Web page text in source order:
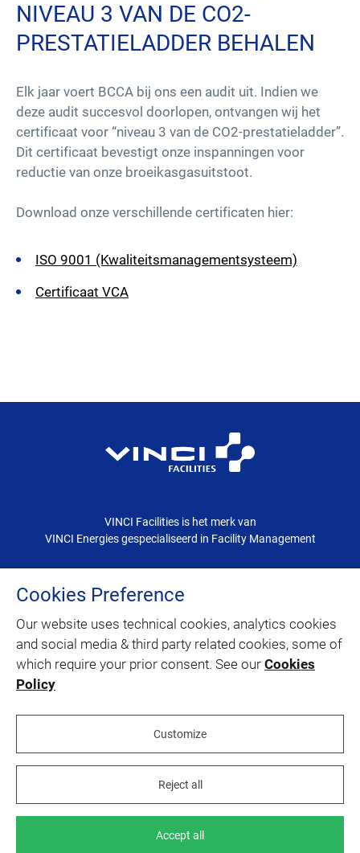
NIVEAU 3 VAN DE CO2-
PRESTATIELADDER BEHALEN
Elk jaar voert BCCA bij ons een audit uit. Indien we
deze audit succesvol doorlopen, ontvangen wij het
certificaat voor “niveau 3 van de CO2-prestatieladder”.
Dit certificaat bevestigt onze inspanningen voor
reductie van onze broeikasgasuitstoot.
Download onze verschillende certificaten hier:
ISO 9001 (Kwaliteitsmanagementsysteem)
Certificaat VCA
VINCI Facilities is het merk van
VINCI Energies gespecialiseerd in Facility Management
CONTACT
SITEMAP
Juridische informatie
Privacybeleid
Cookies Preference
Our website uses technical cookies, analytics cookies
and social media & third party related cookies, some of
which require your prior consent. See our Cookies
Policy
Customize
Reject all
Accept all